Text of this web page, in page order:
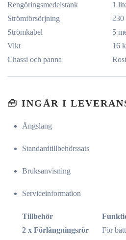
Rengöringsmedelstank
1
Strömförsörjning
Strömkabel
5
Vikt
16
Chassi och panna
🧰 INGÅR I
Ångslang
Standardtillbehörssats
Bruksanvisning
Serviceinformation
Tillbehör
2 x Förlängningsrör
För